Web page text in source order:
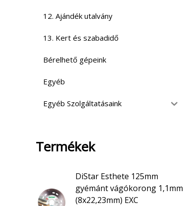
12. Ajándék utalvány
13. Kert és szabadidő
Bérelhető gépeink
Egyéb
Egyéb Szolgáltatásaink
Termékek
DiStar Esthete 125mm
gyémánt vágókorong 1,1mm
(8x22,23mm) EXC